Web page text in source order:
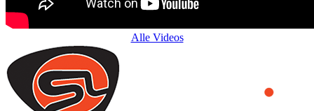
Alle Videos